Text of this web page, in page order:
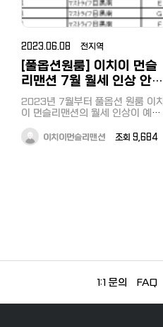
2023.06.08 전지역
[풀옵션원룸] 이치이 먼슬
리맨션 7월 월세 인상 안내
(서두르세요!)
2023년 7월부터 풀옵션 원룸 이치
이 먼슬리맨션의 월세 인상이 예정
지 입주를 희망하시는 분들에게는
기존의 할인이 적용되며 7월 이후
이치이먼슬리맨션 조회 9,684
1:1 문의 FAQ